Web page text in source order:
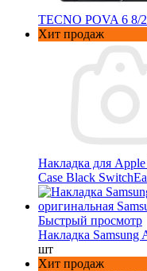
TECNO POVA 6 8/
Хит продаж
Накладка для
Case Black
Быстрый просмотр
Накладка Samsung
шт
Хит продаж